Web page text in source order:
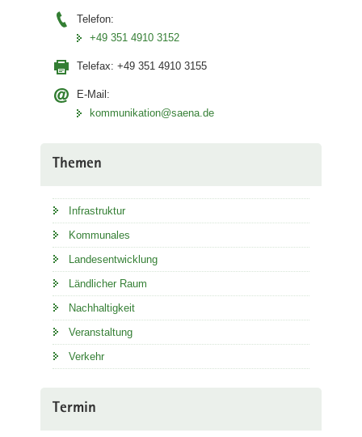
Telefon:
+49 351 4910 3152
Telefax: +49 351 4910 3155
E-Mail:
kommunikation@saena.de
Themen
Infrastruktur
Kommunales
Landesentwicklung
Ländlicher Raum
Nachhaltigkeit
Veranstaltung
Verkehr
Termin